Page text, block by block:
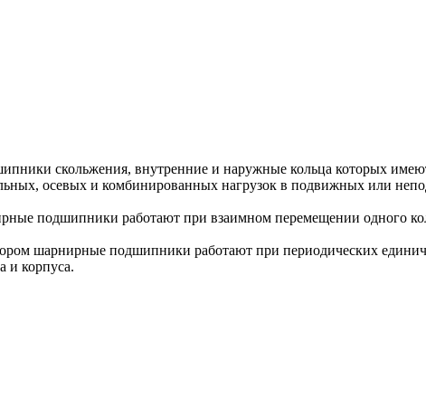
скольжения, внутренние и наружные кольца которых
осевых и комбинированных нагрузок в подвижных или
подшипники работают при взаимном перемещении одного
шарнирные подшипники работают при периодических
и корпуса.